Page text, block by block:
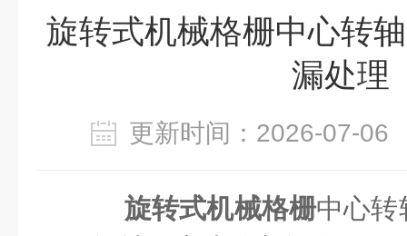
旋转式机械格栅中心转
漏处理
更新时间：2026-07-
旋转式机械格栅中心转